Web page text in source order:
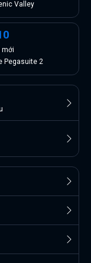
Valley
mới
Pegasuite 2